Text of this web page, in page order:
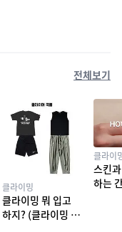
전체보기
클라이밍
클라이밍 뭐 입고
하지? (클라이밍 복
클라이
스킨
하는